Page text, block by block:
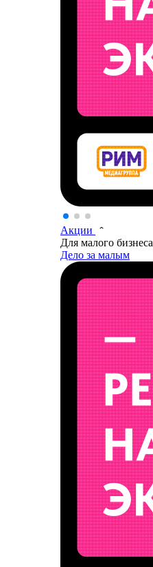
Акции
Для малого бизнеса
Дело за малым